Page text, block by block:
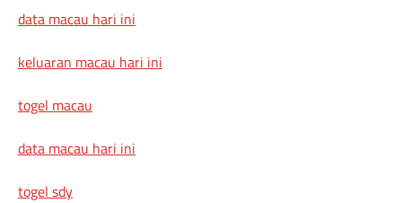
data macau hari ini
keluaran macau hari ini
togel macau
data macau hari ini
togel sdy